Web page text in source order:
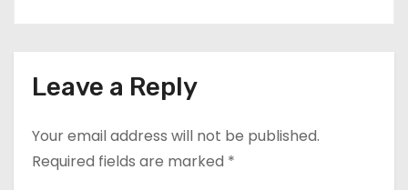
Leave a Reply
Your email address will not be published.
Required fields are marked *